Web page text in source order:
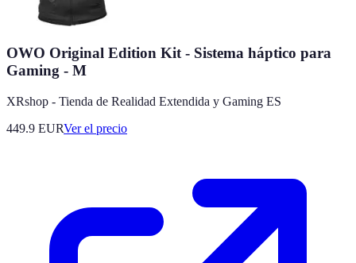
OWO Original Edition Kit - Sistema háptico para
Gaming - M
XRshop - Tienda de Realidad Extendida y Gaming ES
449.9 EURVer el precio